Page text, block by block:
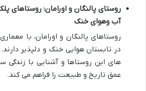
روستای پالنگان و اورامان: روستاهای
آب وهوای خنک
روستاهای پالنگان و اورامان، با
در تابستان هوایی خنک و دلپذیر
های این روستاها و آشنایی با زندگی
عمق تاریخ و طبیعت را فراهم می کند.